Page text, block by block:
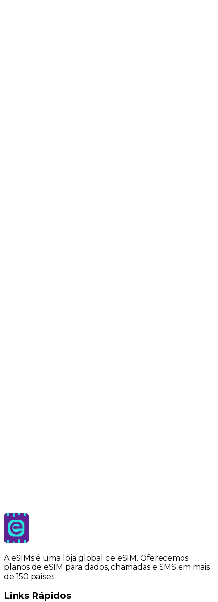
Mensagem
Enviar mensagem
Ao enviar este formulário, você concorda com nossa
A eSIMs é uma loja global de eSIM. Oferecemos
planos de eSIM para dados, chamadas e SMS em mais
de 150 países.
Links Rápidos